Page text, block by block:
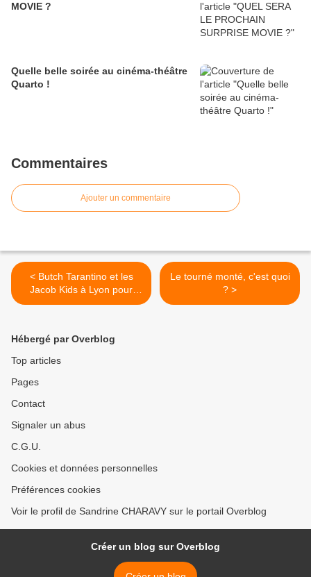
MOVIE ?
Quelle belle soirée au cinéma-théâtre
Quarto !
Commentaires
Ajouter un commentaire
< Butch Tarantino et les
Jacob Kids à Lyon pour
fêter le Cinéma.
Le tourné monté, c'est quoi
? >
Hébergé par Overblog
Top articles
Pages
Contact
Signaler un abus
C.G.U.
Cookies et données personnelles
Préférences cookies
Voir le profil de Sandrine CHARAVY sur le portail Overblog
Créer un blog sur Overblog